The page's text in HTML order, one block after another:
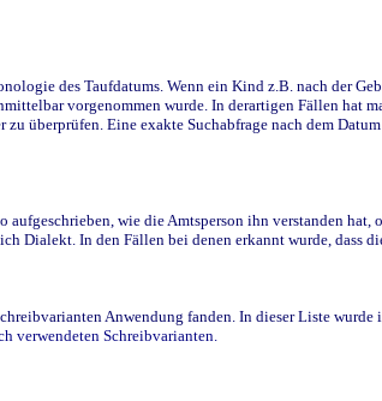
des Taufdatums. Wenn ein Kind z.B. nach der
vorgenommen wurde. In derartigen Fällen hat
überprüfen. Eine exakte Suchabfrage nach dem
wie die Amtsperson ihn verstanden hat,
Dialekt. In den Fällen bei denen erkannt wurde, dass
Anwendung fanden. In dieser Liste
verwendeten Schreibvarianten.